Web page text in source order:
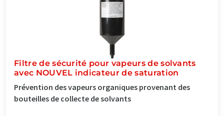
Filtre de sécurité pour vapeurs de solvants
avec NOUVEL indicateur de saturation
Prévention des vapeurs organiques provenant des
bouteilles de collecte de solvants